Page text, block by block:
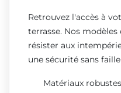
Retrouvez l'accès à
terrasse. Nos
résister aux
une sécurité sans
Matériaux